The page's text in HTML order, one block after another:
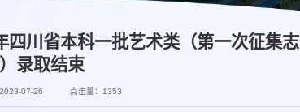
川省本科一批艺术类（第一次征集志
录取结束
07-26 点击量： 1353